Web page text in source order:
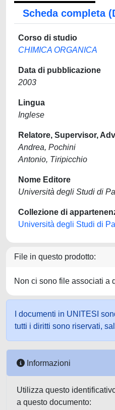
Scheda completa
Corso di studio
CHIMICA ORGANICA
Data di pubblicazione
2003
Lingua
Inglese
Relatore, Supervisor,
Andrea, Pochini
Antonio, Tiripicchio
Nome Editore
Università degli Studi di
Collezione di
Università degli Studi di
File in questo prodotto:
Non ci sono file associati a
I documenti in UNITESI
tutti i diritti sono riservati,
Informazioni
Utilizza questo
a questo documento: